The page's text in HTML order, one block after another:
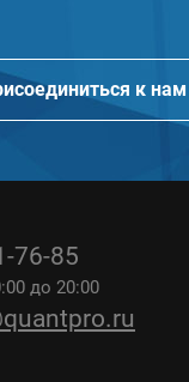
к нам
76-85
до 20:00